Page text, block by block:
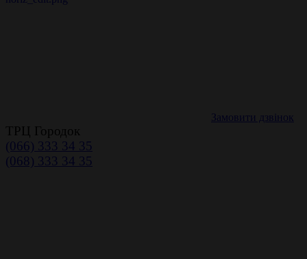
Замовити дзвінок
ТРЦ Городок
(066) 333 34 35
(068) 333 34 35